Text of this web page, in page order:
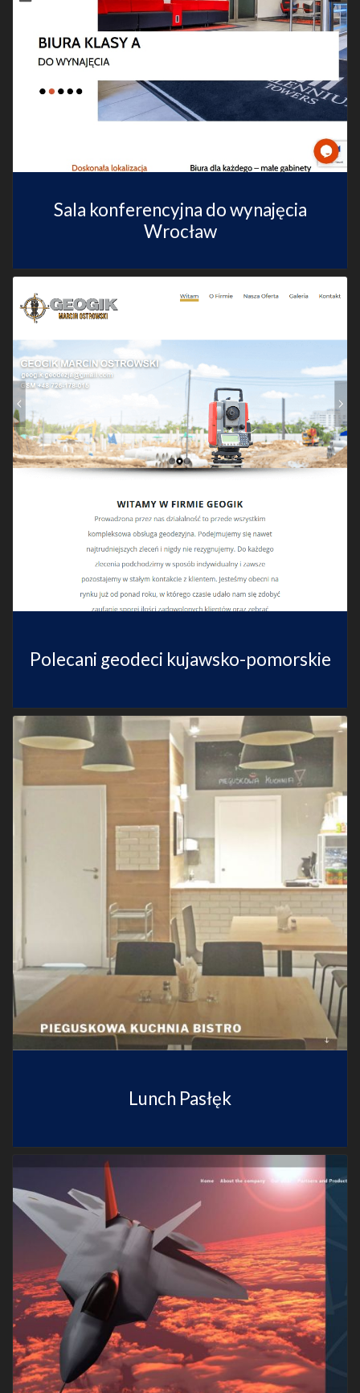
Sala konferencyjna do wynajęcia
Wrocław
Polecani geodeci kujawsko-pomorskie
Lunch Pasłęk